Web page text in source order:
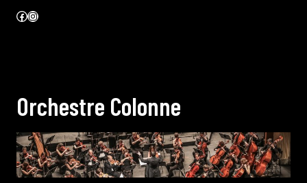
Facebook
Instagram
Orchestre Colonne